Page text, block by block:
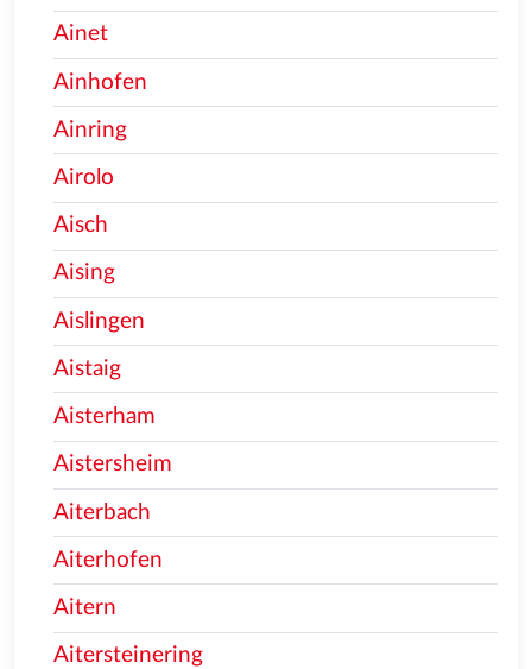
Ainet
Ainhofen
Ainring
Airolo
Aisch
Aising
Aislingen
Aistaig
Aisterham
Aistersheim
Aiterbach
Aiterhofen
Aitern
Aitersteinering